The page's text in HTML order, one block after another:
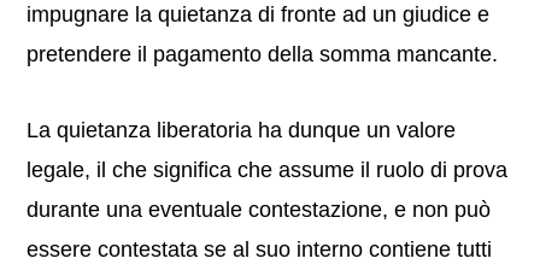
impugnare la quietanza di fronte ad un giudice e
pretendere il pagamento della somma mancante.
La quietanza liberatoria ha dunque un valore
legale, il che significa che assume il ruolo di prova
durante una eventuale contestazione, e non può
essere contestata se al suo interno contiene tutti